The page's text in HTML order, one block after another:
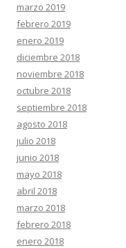
marzo 2019
febrero 2019
enero 2019
diciembre 2018
noviembre 2018
octubre 2018
septiembre 2018
agosto 2018
julio 2018
junio 2018
mayo 2018
abril 2018
marzo 2018
febrero 2018
enero 2018